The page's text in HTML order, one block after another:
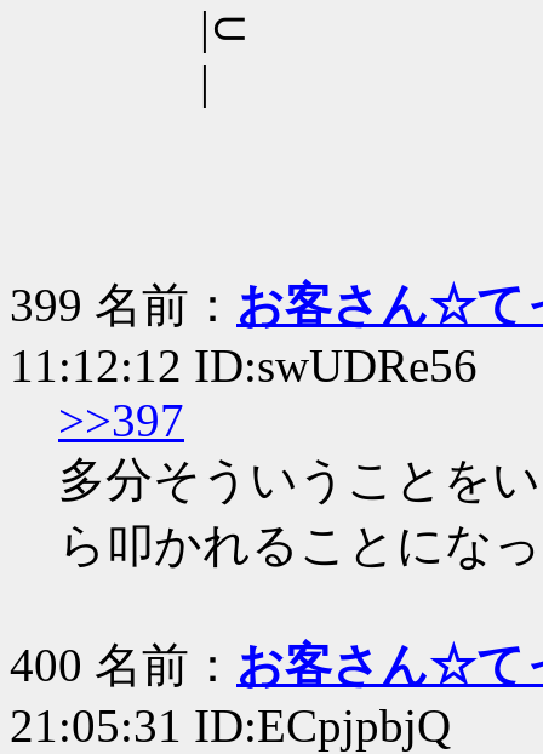
|⊂
|
399 名前： お客さん☆て
11:12:12 ID:swUDRe56
>>397
多分そういうことを
ら叩かれることにな
400 名前： お客さん☆て
21:05:31 ID:ECpjpbjQ